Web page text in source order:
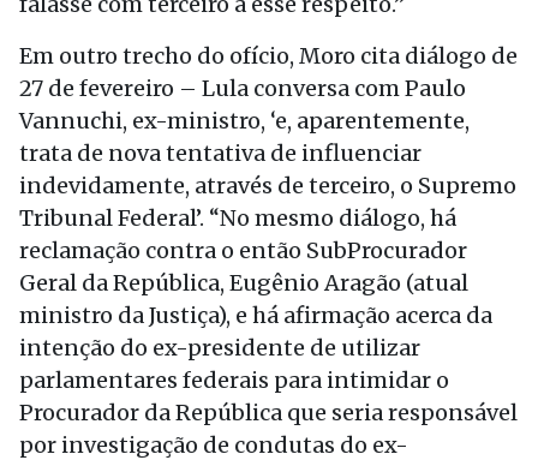
Em outro trecho do ofício, Moro cita diálogo de
27 de fevereiro – Lula conversa com Paulo
Vannuchi, ex-ministro, ‘e, aparentemente,
trata de nova tentativa de influenciar
indevidamente, através de terceiro, o Supremo
Tribunal Federal’. “No mesmo diálogo, há
reclamação contra o então SubProcurador
Geral da República, Eugênio Aragão (atual
ministro da Justiça), e há afirmação acerca da
intenção do ex-presidente de utilizar
parlamentares federais para intimidar o
Procurador da República que seria responsável
por investigação de condutas do ex-